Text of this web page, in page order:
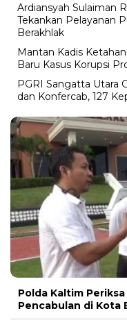
Ardiansyah Sulaiman
Tekankan Pelayanan
Berakhlak
Mantan Kadis
Baru Kasus Korupsi
PGRI Sangatta Utara
dan Konfercab, 127
Polda Kaltim
Pencabulan di Kota